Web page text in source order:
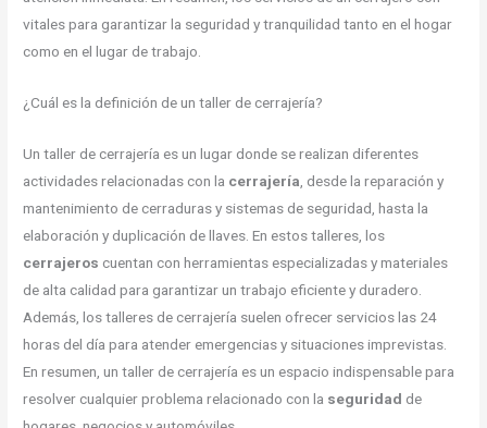
vitales para garantizar la seguridad y tranquilidad tanto en el hogar
como en el lugar de trabajo.
¿Cuál es la definición de un taller de cerrajería?
Un taller de cerrajería es un lugar donde se realizan diferentes
actividades relacionadas con la cerrajería , desde la reparación y
mantenimiento de cerraduras y sistemas de seguridad, hasta la
elaboración y duplicación de llaves. En estos talleres, los
cerrajeros cuentan con herramientas especializadas y materiales
de alta calidad para garantizar un trabajo eficiente y duradero.
Además, los talleres de cerrajería suelen ofrecer servicios las 24
horas del día para atender emergencias y situaciones imprevistas.
En resumen, un taller de cerrajería es un espacio indispensable para
resolver cualquier problema relacionado con la seguridad de